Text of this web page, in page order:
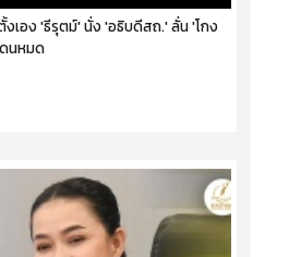
งเอง 'ธีรุตม์' นั่ง 'อธิบดีสถ.' ลั่น 'โกง
นหมด